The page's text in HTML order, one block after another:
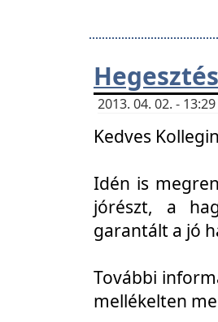
2013. 04. 02. -
Kedves
Idén is
jórészt, a
garantált a jó
További
mellékelten